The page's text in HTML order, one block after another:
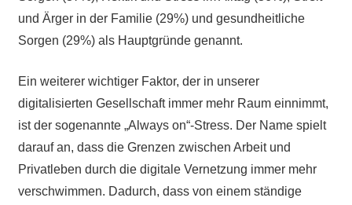
und Ärger in der Familie (29%) und gesundheitliche
Sorgen (29%) als Hauptgründe genannt.
Ein weiterer wichtiger Faktor, der in unserer
digitalisierten Gesellschaft immer mehr Raum einnimmt,
ist der sogenannte „Always on“-Stress. Der Name spielt
darauf an, dass die Grenzen zwischen Arbeit und
Privatleben durch die digitale Vernetzung immer mehr
verschwimmen. Dadurch, dass von einem ständige